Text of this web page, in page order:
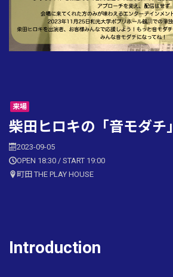
来場
柴田ヒロキの「音モダチ」
2023-09-05
OPEN 18:30 / START 19:00
町田 THE PLAY HOUSE
Introduction